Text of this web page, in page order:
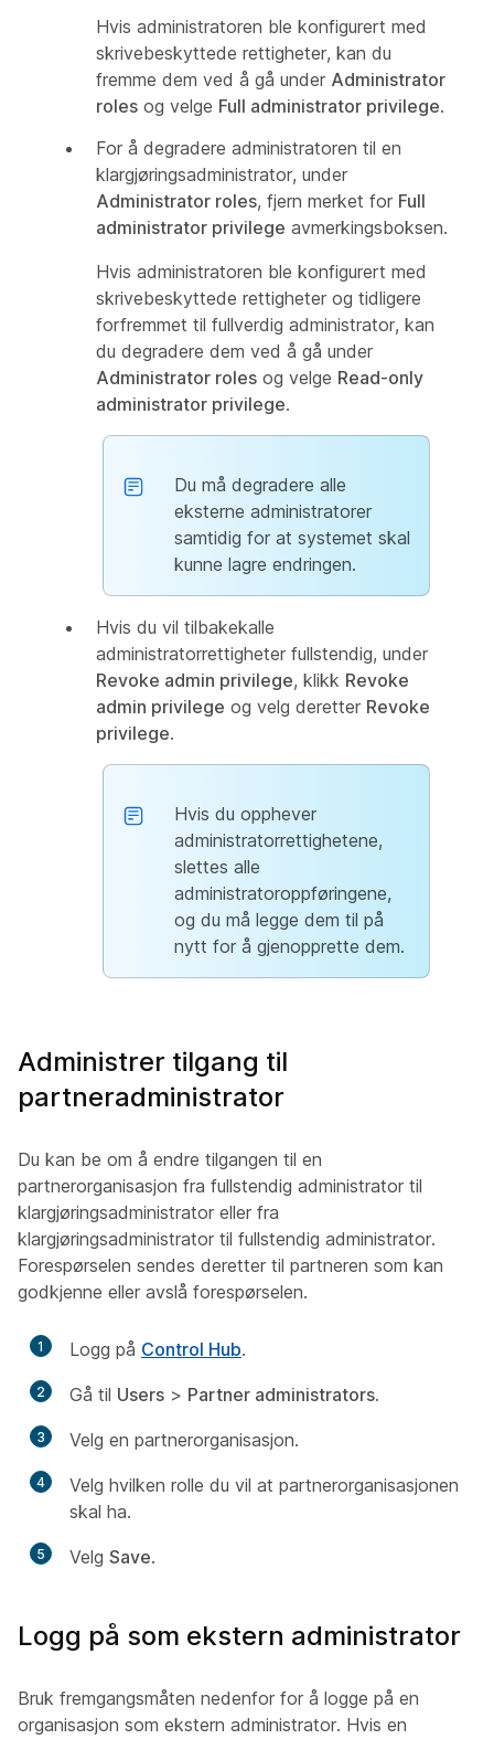
Hvis administratoren ble konfigurert med
skrivebeskyttede rettigheter, kan du
fremme dem ved å gå under Administrator
roles og velge Full administrator privilege.
For å degradere administratoren til en
klargjøringsadministrator, under
Administrator roles, fjern merket for Full
administrator privilege avmerkingsboksen.
Hvis administratoren ble konfigurert med
skrivebeskyttede rettigheter og tidligere
forfremmet til fullverdig administrator, kan
du degradere dem ved å gå under
Administrator roles og velge Read-only
administrator privilege.
Du må degradere alle
eksterne administratorer
samtidig for at systemet skal
kunne lagre endringen.
Hvis du vil tilbakekalle
administratorrettigheter fullstendig, under
Revoke admin privilege, klikk Revoke
admin privilege og velg deretter Revoke
privilege.
Hvis du opphever
administratorrettighetene,
slettes alle
administratoroppføringene,
og du må legge dem til på
nytt for å gjenopprette dem.
Administrer tilgang til
partneradministrator
Du kan be om å endre tilgangen til en
partnerorganisasjon fra fullstendig administrator til
klargjøringsadministrator eller fra
klargjøringsadministrator til fullstendig administrator.
Forespørselen sendes deretter til partneren som kan
godkjenne eller avslå forespørselen.
1 Logg på Control Hub.
2 Gå til Users > Partner administrators.
3 Velg en partnerorganisasjon.
4
Velg hvilken rolle du vil at partnerorganisasjonen
skal ha.
5 Velg Save.
Logg på som ekstern administrator
Bruk fremgangsmåten nedenfor for å logge på en
organisasjon som ekstern administrator. Hvis en